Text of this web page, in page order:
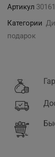
Артикул 30161
Категории
подарок